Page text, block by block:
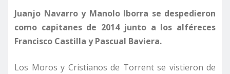
Juanjo Navarro y Manolo Iborra se despedieron
como capitanes de 2014 junto a los alféreces
Francisco Castilla y Pascual Baviera.
Los Moros y Cristianos de Torrent se vistieron de